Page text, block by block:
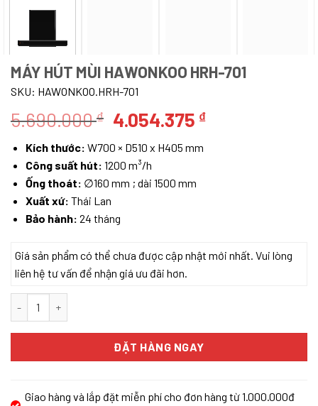
MÁY HÚT MÙI HAWONKOO HRH-701
SKU: HAWONKOO.HRH-701
5.690.000₫ Giá
là:
5.690.000 ₫.
4.054.375 ₫Giá
Kích thước: W700 × D510 x H405 mm
Công suất hút: 1200 m³/h
Ống thoát: ∅160 mm ; dài 1500 mm
Xuất xứ: Thái Lan
Bảo hành: 24 tháng
Giá sản phẩm có thể chưa được cập nhật mới nhất. Vui lòng
liên hệ tư vấn để nhận giá ưu đãi hơn.
ĐẶT HÀNG NGAY
Giao hàng và lắp đặt miễn phí cho đơn hàng từ 1.000.000đ